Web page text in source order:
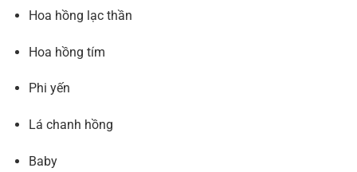
Hoa hồng lạc thần
Hoa hồng tím
Phi yến
Lá chanh hồng
Baby